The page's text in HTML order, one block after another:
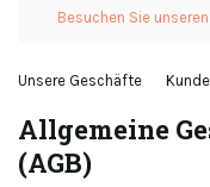
Besuchen Sie
Unsere Geschäfte
Allgemeine
(AGB)